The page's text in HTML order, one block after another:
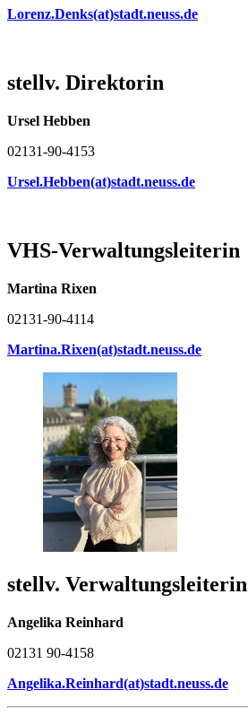
Lorenz.Denks(at)stadt.neuss.de
stellv. Direktorin
Ursel Hebben
02131-90-4153
Ursel.Hebben(at)stadt.neuss.de
VHS-Verwaltungsleiterin
Martina Rixen
02131-90-4114
Martina.Rixen(at)stadt.neuss.de
stellv. Verwaltungsleiterin
Angelika Reinhard
02131 90-4158
Angelika.Reinhard(at)stadt.neuss.de